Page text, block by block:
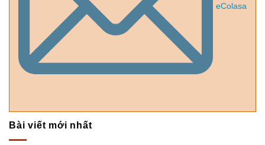
eColasa
Bài viết mới nhất